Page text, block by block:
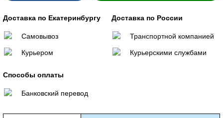
Доставка по Екатеринбургу
Самовывоз
Курьером
Доставка по России
Транспортной компанией
Курьерскими службами
Способы оплаты
Банковский перевод